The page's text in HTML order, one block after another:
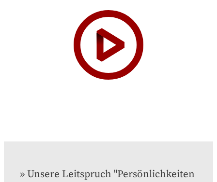
Unsere Leitspruch "Persönlichkeiten